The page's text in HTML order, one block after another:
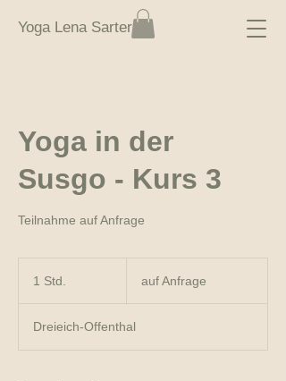
Yoga Lena Sarter
Yoga in der
Susgo - Kurs 3
Teilnahme auf Anfrage
1 Std.
d
auf Anfrage
Dreieich-Offenthal